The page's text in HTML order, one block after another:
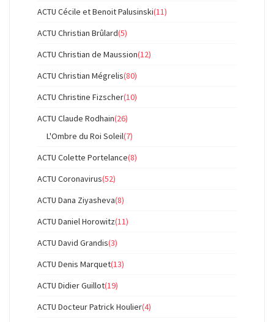
ACTU Cécile et Benoit Palusinski(11)
ACTU Christian Brûlard(5)
ACTU Christian de Maussion(12)
ACTU Christian Mégrelis(80)
ACTU Christine Fizscher(10)
ACTU Claude Rodhain(26)
L'Ombre du Roi Soleil(7)
ACTU Colette Portelance(8)
ACTU Coronavirus(52)
ACTU Dana Ziyasheva(8)
ACTU Daniel Horowitz(11)
ACTU David Grandis(3)
ACTU Denis Marquet(13)
ACTU Didier Guillot(19)
ACTU Docteur Patrick Houlier(4)